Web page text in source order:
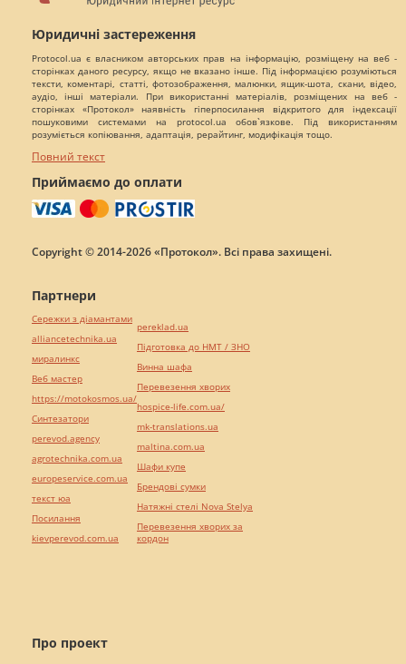
Юридичні застереження
Protocol.ua є власником авторських прав на інформацію, розміщену на веб -
сторінках даного ресурсу, якщо не вказано інше. Під інформацією розуміються
тексти, коментарі, статті, фотозображення, малюнки, ящик-шота, скани, відео,
аудіо, інші матеріали. При використанні матеріалів, розміщених на веб -
сторінках «Протокол» наявність гіперпосилання відкритого для індексації
пошуковими системами на protocol.ua обов`язкове. Під використанням
розуміється копіювання, адаптація, рерайтинг, модифікація тощо.
Повний текст
Приймаємо до оплати
Copyright © 2014-2026 «Протокол». Всі права захищені.
Про проект
Партнери
Сережки з діамантами
alliancetechnika.ua
миралинкс
Веб мастер
https://motokosmos.ua/
Синтезатори
perevod.agency
agrotechnika.com.ua
europeservice.com.ua
текст юа
Посилання
kievperevod.com.ua
pereklad.ua
Підготовка до НМТ / ЗНО
Винна шафа
Перевезення хворих
hospice-life.com.ua/
mk-translations.ua
maltina.com.ua
Шафи купе
Брендові сумки
Натяжні стелі Nova Stelya
Перевезення хворих за
кордон